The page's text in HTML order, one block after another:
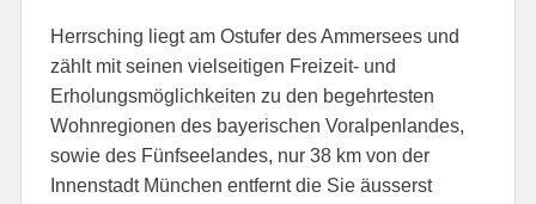
Herrsching liegt am Ostufer des Ammersees und
zählt mit seinen vielseitigen Freizeit- und
Erholungsmöglichkeiten zu den begehrtesten
Wohnregionen des bayerischen Voralpenlandes,
sowie des Fünfseelandes, nur 38 km von der
Innenstadt München entfernt die Sie äusserst